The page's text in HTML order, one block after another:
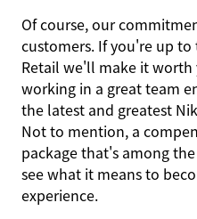
Of course, our
customers. If you're up
Retail we'll make it
working in a great team
the latest and greatest
Not to mention, a
package that's among
see what it means to
experience.